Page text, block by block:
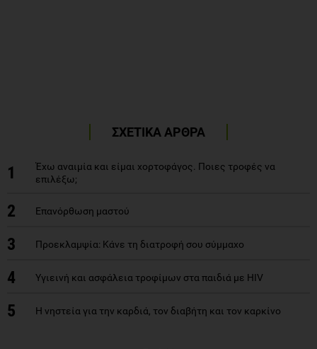
ΣΧΕΤΙΚΑ ΑΡΘΡΑ
1
Έχω αναιμία και είμαι χορτοφάγος. Ποιες τροφές να
επιλέξω;
2 Επανόρθωση μαστού
3 Προεκλαμψία: Κάνε τη διατροφή σου σύμμαχο
4 Yγιεινή και ασφάλεια τροφίμων στα παιδιά με ΗΙV
5 Η νηστεία για την καρδιά, τον διαβήτη και τον καρκίνο